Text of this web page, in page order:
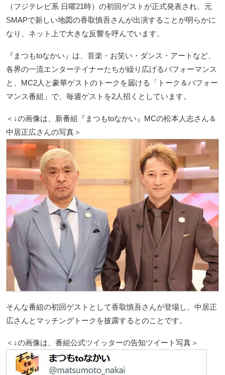
（フジテレビ系 日曜21時）の初回ゲストが正式発表され、元
SMAPで新しい地図の香取慎吾さんが出演することが明らかに
なり、ネット上で大きな反響を呼んでいます。
『まつもtoなかい』は、音楽・お笑い・ダンス・アートなど、
各界の一流エンターテイナーたちが繰り広げるパフォーマンス
と、MC2人と豪華ゲストのトークを届ける「トーク＆パフォー
マンス番組」で、毎週ゲストを2人招くとしています。
＜↓の画像は、新番組『まつもtoなかい』MCの松本人志さん＆
中居正広さんの写真＞
そんな番組の初回ゲストとして香取慎吾さんが登場し、中居正
広さんとマッチングトークを披露するとのことです。
＜↓の画像は、番組公式ツイッターの告知ツイート写真＞